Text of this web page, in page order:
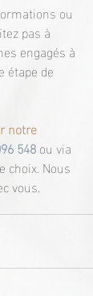
ou
pas à
engagés à
étape de
notre
548 ou via
choix. Nous
vous.